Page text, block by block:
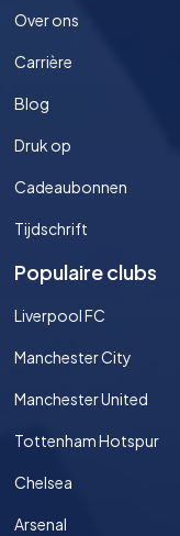
Over ons
Carrière
Blog
Druk op
Cadeaubonnen
Tijdschrift
Populaire clubs
Liverpool FC
Manchester City
Manchester United
Tottenham Hotspur
Chelsea
Arsenal